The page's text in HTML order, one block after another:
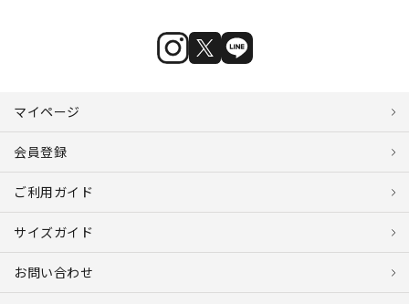
マイページ
会員登録
ご利用ガイド
サイズガイド
お問い合わせ